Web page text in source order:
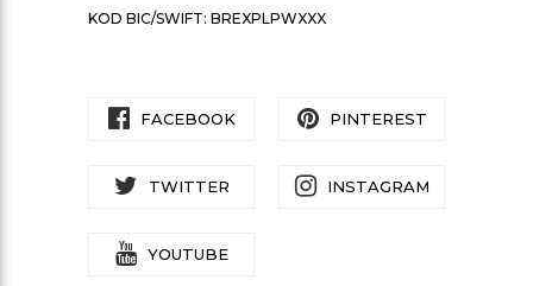
KOD BIC/SWIFT: BREXPLPWXXX
FACEBOOK PINTEREST
TWITTER INSTAGRAM
YOUTUBE